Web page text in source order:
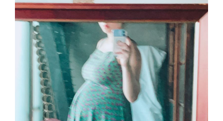
インタビュー
受講生・修了生の活動
展覧会アーカイブ
座談会
講座レポート